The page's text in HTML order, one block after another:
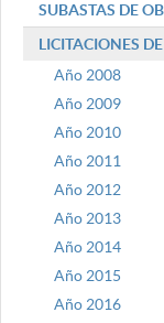
SUBASTAS DE
LICITACIONES
Año 2008
Año 2009
Año 2010
Año 2011
Año 2012
Año 2013
Año 2014
Año 2015
Año 2016